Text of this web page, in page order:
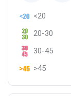
<20
20-30
30-45
>45